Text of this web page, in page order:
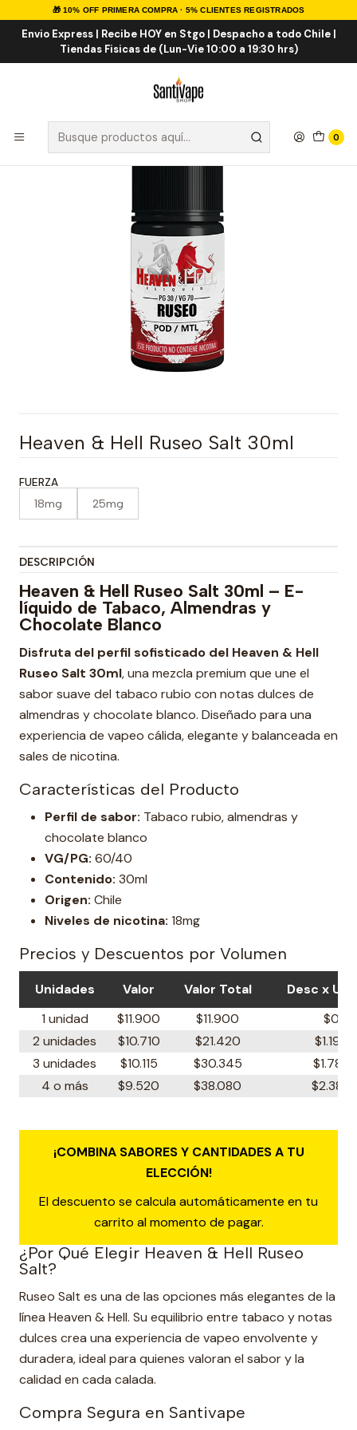
🎁 10% OFF PRIMERA COMPRA · 5% CLIENTES REGISTRADOS
Envio Express | Recibe HOY en Stgo | Despacho a todo Chile |
Tiendas Fisicas de (Lun-Vie 10:00 a 19:30 hrs)
0
Inicio Sales de Nicotina Salt Nic Nacionales
Heaven & Hell Ruseo Salt 30ml
Heaven & Hell Ruseo Salt 30ml
FUERZA
18mg 25mg
DESCRIPCIÓN
Heaven & Hell Ruseo Salt 30ml – E-
líquido de Tabaco, Almendras y
Chocolate Blanco
Disfruta del perfil sofisticado del Heaven & Hell
Ruseo Salt 30ml, una mezcla premium que une el
sabor suave del tabaco rubio con notas dulces de
almendras y chocolate blanco. Diseñado para una
experiencia de vapeo cálida, elegante y balanceada en
sales de nicotina.
Características del Producto
Perfil de sabor: Tabaco rubio, almendras y
chocolate blanco
VG/PG: 60/40
Contenido: 30ml
Origen: Chile
Niveles de nicotina: 18mg
Precios y Descuentos por Volumen
Unidades Valor Valor Total
Desc x
1 unidad
$11.900 $11.900
$0
2 unidades
$10.710 $21.420
$1.190
3 unidades
$10.115 $30.345
$1.785
4 o más
$9.520 $38.080 $2.380
¡COMBINA SABORES Y CANTIDADES A TU
ELECCIÓN!
El descuento se calcula automáticamente en tu
carrito al momento de pagar.
¿Por Qué Elegir Heaven & Hell Ruseo
Salt?
Ruseo Salt es una de las opciones más elegantes de la
línea Heaven & Hell. Su equilibrio entre tabaco y notas
dulces crea una experiencia de vapeo envolvente y
duradera, ideal para quienes valoran el sabor y la
calidad en cada calada.
Compra Segura en Santivape